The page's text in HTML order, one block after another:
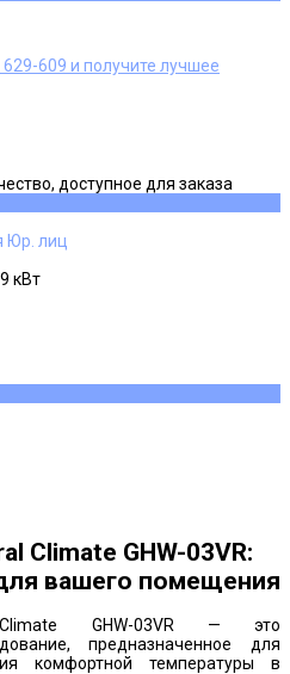
609 и получите лучшее
доступное для заказа
Юр. лиц
кВт
Climate GHW-03VR:
вашего помещения
GHW-03VR — это
предназначенное для
комфортной температуры в